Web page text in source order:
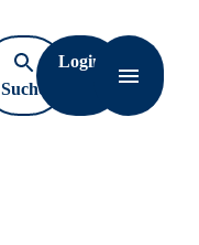
Suche
öffnen
Login